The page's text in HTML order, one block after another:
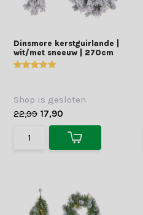
Dinsmore kerstguirlande |
wit/met sneeuw | 270cm
Shop is gesloten
22,99 17,90